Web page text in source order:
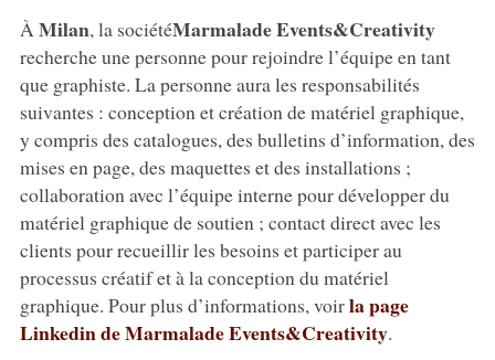
À Milan, la sociétéMarmalade Events&Creativity
recherche une personne pour rejoindre l’équipe en tant
que graphiste. La personne aura les responsabilités
suivantes : conception et création de matériel graphique,
y compris des catalogues, des bulletins d’information, des
mises en page, des maquettes et des installations ;
collaboration avec l’équipe interne pour développer du
matériel graphique de soutien ; contact direct avec les
clients pour recueillir les besoins et participer au
processus créatif et à la conception du matériel
graphique. Pour plus d’informations, voirla page
Linkedin de Marmalade Events&Creativity.